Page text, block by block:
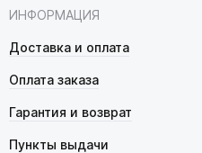
ИНФОРМАЦИЯ
Доставка и оплата
Оплата заказа
Гарантия и возврат
Пункты выдачи